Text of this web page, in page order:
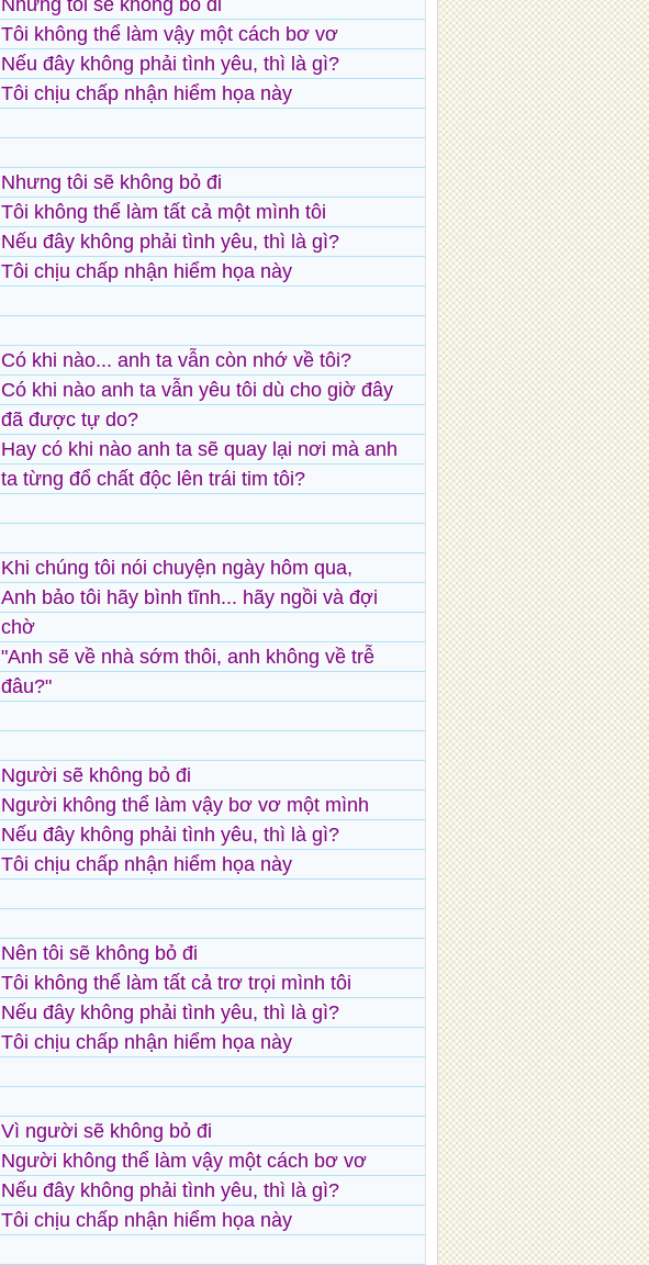
Nhưng tôi sẽ không bỏ đi
Tôi không thể làm vậy một cách bơ vơ
Nếu đây không phải tình yêu, thì là gì?
Tôi chịu chấp nhận hiểm họa này
Nhưng tôi sẽ không bỏ đi
Tôi không thể làm tất cả một mình tôi
Nếu đây không phải tình yêu, thì là gì?
Tôi chịu chấp nhận hiểm họa này
Có khi nào... anh ta vẫn còn nhớ về tôi?
Có khi nào anh ta vẫn yêu tôi dù cho giờ đây
đã được tự do?
Hay có khi nào anh ta sẽ quay lại nơi mà anh
ta từng đổ chất độc lên trái tim tôi?
Khi chúng tôi nói chuyện ngày hôm qua,
Anh bảo tôi hãy bình tĩnh... hãy ngồi và đợi
chờ
"Anh sẽ về nhà sớm thôi, anh không về trễ
đâu?"
Người sẽ không bỏ đi
Người không thể làm vậy bơ vơ một mình
Nếu đây không phải tình yêu, thì là gì?
Tôi chịu chấp nhận hiểm họa này
Nên tôi sẽ không bỏ đi
Tôi không thể làm tất cả trơ trọi mình tôi
Nếu đây không phải tình yêu, thì là gì?
Tôi chịu chấp nhận hiểm họa này
Vì người sẽ không bỏ đi
Người không thể làm vậy một cách bơ vơ
Nếu đây không phải tình yêu, thì là gì?
Tôi chịu chấp nhận hiểm họa này